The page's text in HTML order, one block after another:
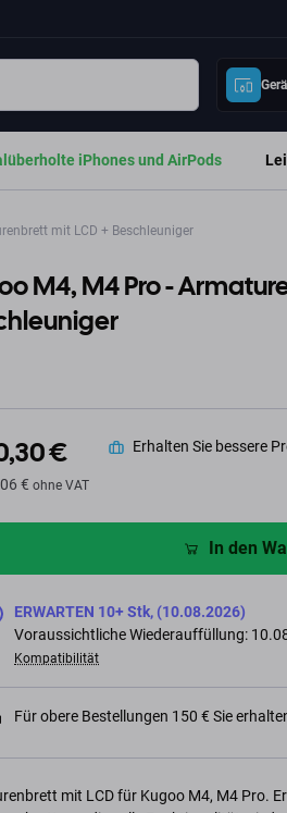
iPhones und AirPods
mit LCD + Beschleuniger
M4, M4 Pro -
€
€ ohne VAT
Erhalten Sie bessere
In den
ERWARTEN 10+ Stk, (10.08.2026)
Voraussichtliche Wiederauffüllung:
Kompatibilität
Für obere Bestellungen 150 € Sie
mit LCD für Kugoo M4, M4 Pro.